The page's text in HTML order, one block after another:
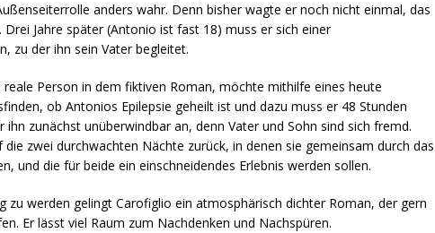
anders wahr. Denn bisher wagte er noch nicht einmal, das
Drei Jahre später (Antonio ist fast 18) muss er sich einer
zu der ihn sein Vater begleitet.
Person in dem fiktiven Roman, möchte mithilfe eines heute
ob Antonios Epilepsie geheilt ist und dazu muss er 48 Stunden
zunächst unüberwindbar an, denn Vater und Sohn sind sich fremd.
zwei durchwachten Nächte zurück, in denen sie gemeinsam durch das
und die für beide ein einschneidendes Erlebnis werden sollen.
zu werden gelingt Carofiglio ein atmosphärisch dichter Roman, der gern
Er lässt viel Raum zum Nachdenken und Nachspüren.